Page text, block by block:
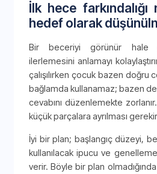
İlk hece
hedef olarak
Bir beceriyi görünür hale
ilerlemesini anlamayı
çalışılırken çocuk bazen doğru
bağlamda kullanamaz; bazen
cevabını düzenlemekte
küçük parçalara ayrılması
İyi bir plan; başlangıç düzeyi,
kullanılacak ipucu ve
verir. Böyle bir plan